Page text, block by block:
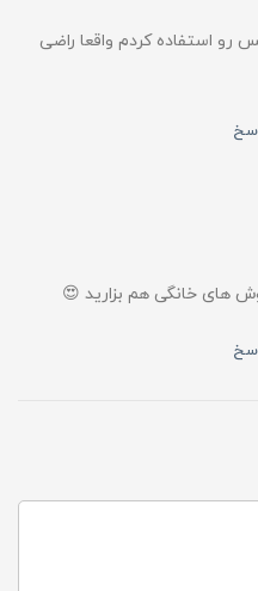
رو استفاده کردم واقعا راضی
های خانگی هم بزارید 😍